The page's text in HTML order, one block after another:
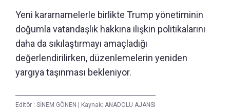
Yeni kararnamelerle birlikte Trump yönetiminin
doğumla vatandaşlık hakkına ilişkin politikalarını
daha da sıkılaştırmayı amaçladığı
değerlendirilirken, düzenlemelerin yeniden
yargıya taşınması bekleniyor.
Editör : SİNEM GÖNEN Kaynak: ANADOLU AJANSI